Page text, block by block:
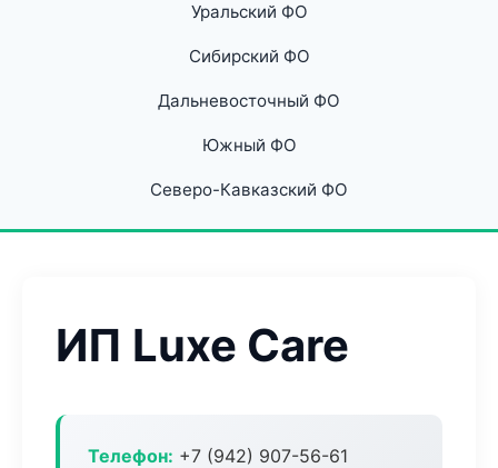
Уральский ФО
Сибирский ФО
Дальневосточный ФО
Южный ФО
Северо-Кавказский ФО
ИП Luxe Care
Телефон: +7 (942) 907-56-61